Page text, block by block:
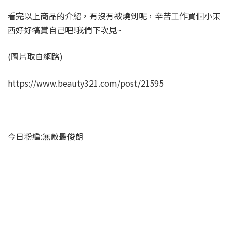
看完以上商品的介紹，有沒有被燒到呢，辛苦工作買個小東
西好好犒賞自己吧!我們下次見~
(圖片取自網路)
https://www.beauty321.com/post/21595
今日粉編:無敵最俊朗